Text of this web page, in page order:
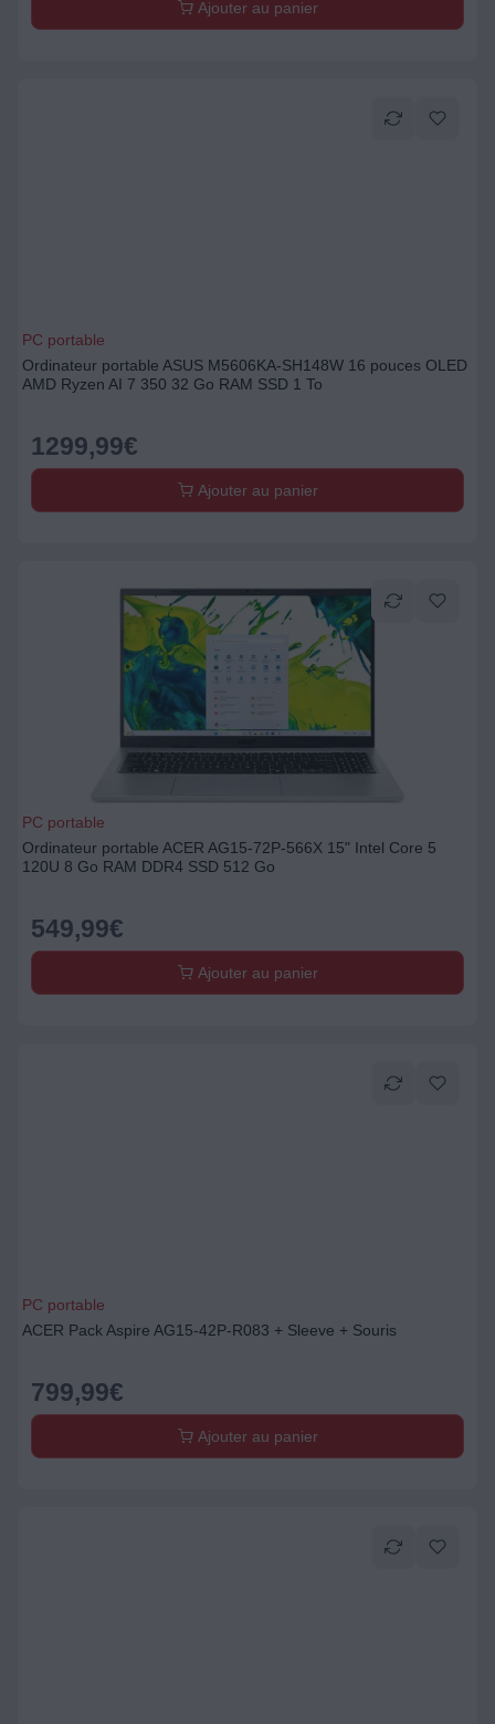
Ajouter au panier
PC portable
Ordinateur portable ASUS M5606KA-SH148W 16 pouces OLED
AMD Ryzen AI 7 350 32 Go RAM SSD 1 To
1299,99€
Ajouter au panier
PC portable
Ordinateur portable ACER AG15-72P-566X 15" Intel Core 5
120U 8 Go RAM DDR4 SSD 512 Go
549,99€
Ajouter au panier
PC portable
ACER Pack Aspire AG15-42P-R083 + Sleeve + Souris
799,99€
Ajouter au panier